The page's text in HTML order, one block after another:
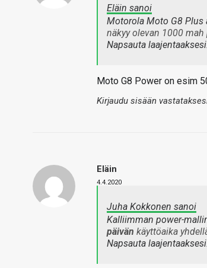
Eläin sanoi
Motorola Moto G8 Plus
näkyy olevan 1000
Napsauta
Moto G8 Power on esim
Kirjaudu sisään
Eläin
4.4.2020
Juha Kokkonen sanoi
Kalliimman power-
päivän käyttöaika
Napsauta